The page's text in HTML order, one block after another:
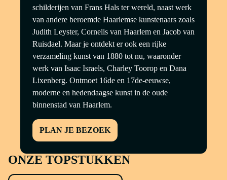
schilderijen van Frans Hals ter wereld, naast werk
van andere beroemde Haarlemse kunstenaars zoals
Judith Leyster, Cornelis van Haarlem en Jacob van
Ruisdael. Maar je ontdekt er ook een rijke
verzameling kunst van 1880 tot nu, waaronder
werk van Isaac Israels, Charley Toorop en Dana
Lixenberg. Ontmoet 16de en 17de-eeuwse,
moderne en hedendaagse kunst in de oude
binnenstad van Haarlem.
PLAN JE BEZOEK
ONZE TOPSTUKKEN